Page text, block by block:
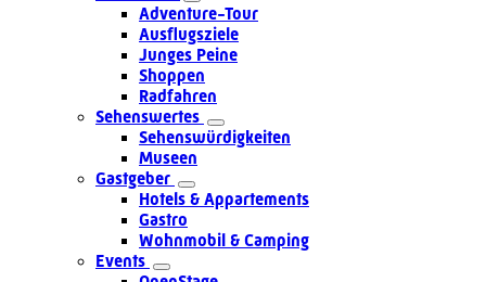
Adventure-Tour
Ausflugsziele
Junges Peine
Shoppen
Radfahren
Sehenswertes
Sehenswürdigkeiten
Museen
Gastgeber
Hotels & Appartements
Gastro
Wohnmobil & Camping
Events